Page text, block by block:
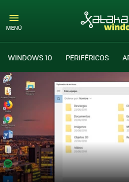
MENÚ
WINDOWS 10 PERIFÉRICOS